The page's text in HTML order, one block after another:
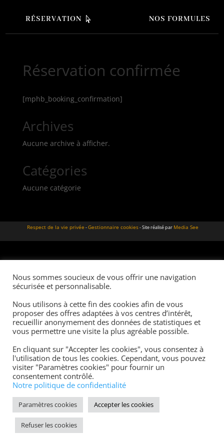
RÉSERVATION NOS FORMULES
Réservation confirmée
[mphb_booking_confirmation]
Archives
Aucune archive à afficher.
Catégories
Aucune catégorie
Respect de la vie privée -Gestionnaire cookies-Site réalisé par Media See
Nous sommes soucieux de vous offrir une navigation
sécurisée et personnalisable.
Nous utilisons à cette fin des cookies afin de vous
proposer des offres adaptées à vos centres d’intérêt,
recueillir anonymement des données de statistiques et
vous permettre une visite la plus agréable possible.
En cliquant sur "Accepter les cookies", vous consentez à
l'utilisation de tous les cookies. Cependant, vous pouvez
visiter "Paramètres cookies" pour fournir un
consentement contrôlé.
Notre politique de confidentialité
Paramètres cookies Accepter les cookies
Refuser les cookies